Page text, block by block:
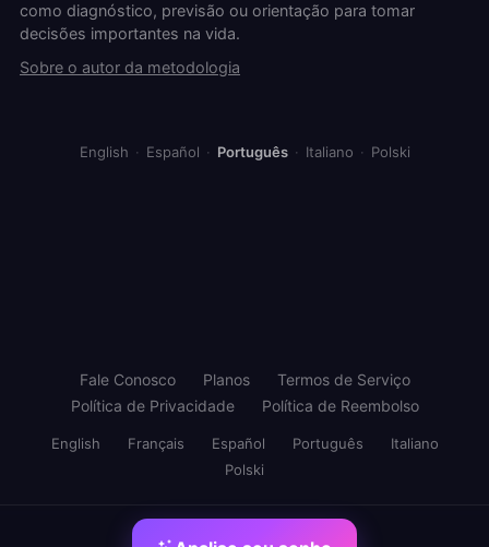
como diagnóstico, previsão ou orientação para tomar
decisões importantes na vida.
Sobre o autor da metodologia
English · Español · Português · Italiano · Polski
Fale Conosco Planos
Termos de Serviço
Política de Privacidade
Política de Reembolso
English Français Español Português
Italiano
Polski